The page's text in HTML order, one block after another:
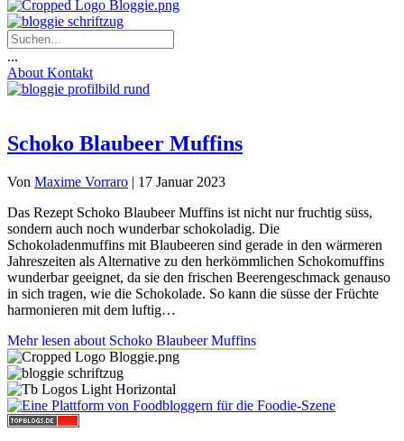
...
About Kontakt
Schoko Blaubeer Muffins
Von Maxime Vorraro | 17 Januar 2023
Das Rezept Schoko Blaubeer Muffins ist nicht nur fruchtig süss,
sondern auch noch wunderbar schokoladig. Die
Schokoladenmuffins mit Blaubeeren sind gerade in den wärmeren
Jahreszeiten als Alternative zu den herkömmlichen Schokomuffins
wunderbar geeignet, da sie den frischen Beerengeschmack genauso
in sich tragen, wie die Schokolade. So kann die süsse der Früchte
harmonieren mit dem luftig…
Mehr lesen about Schoko Blaubeer Muffins